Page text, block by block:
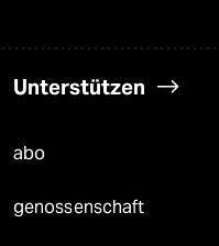
Unterstützen
abo
genossenschaft